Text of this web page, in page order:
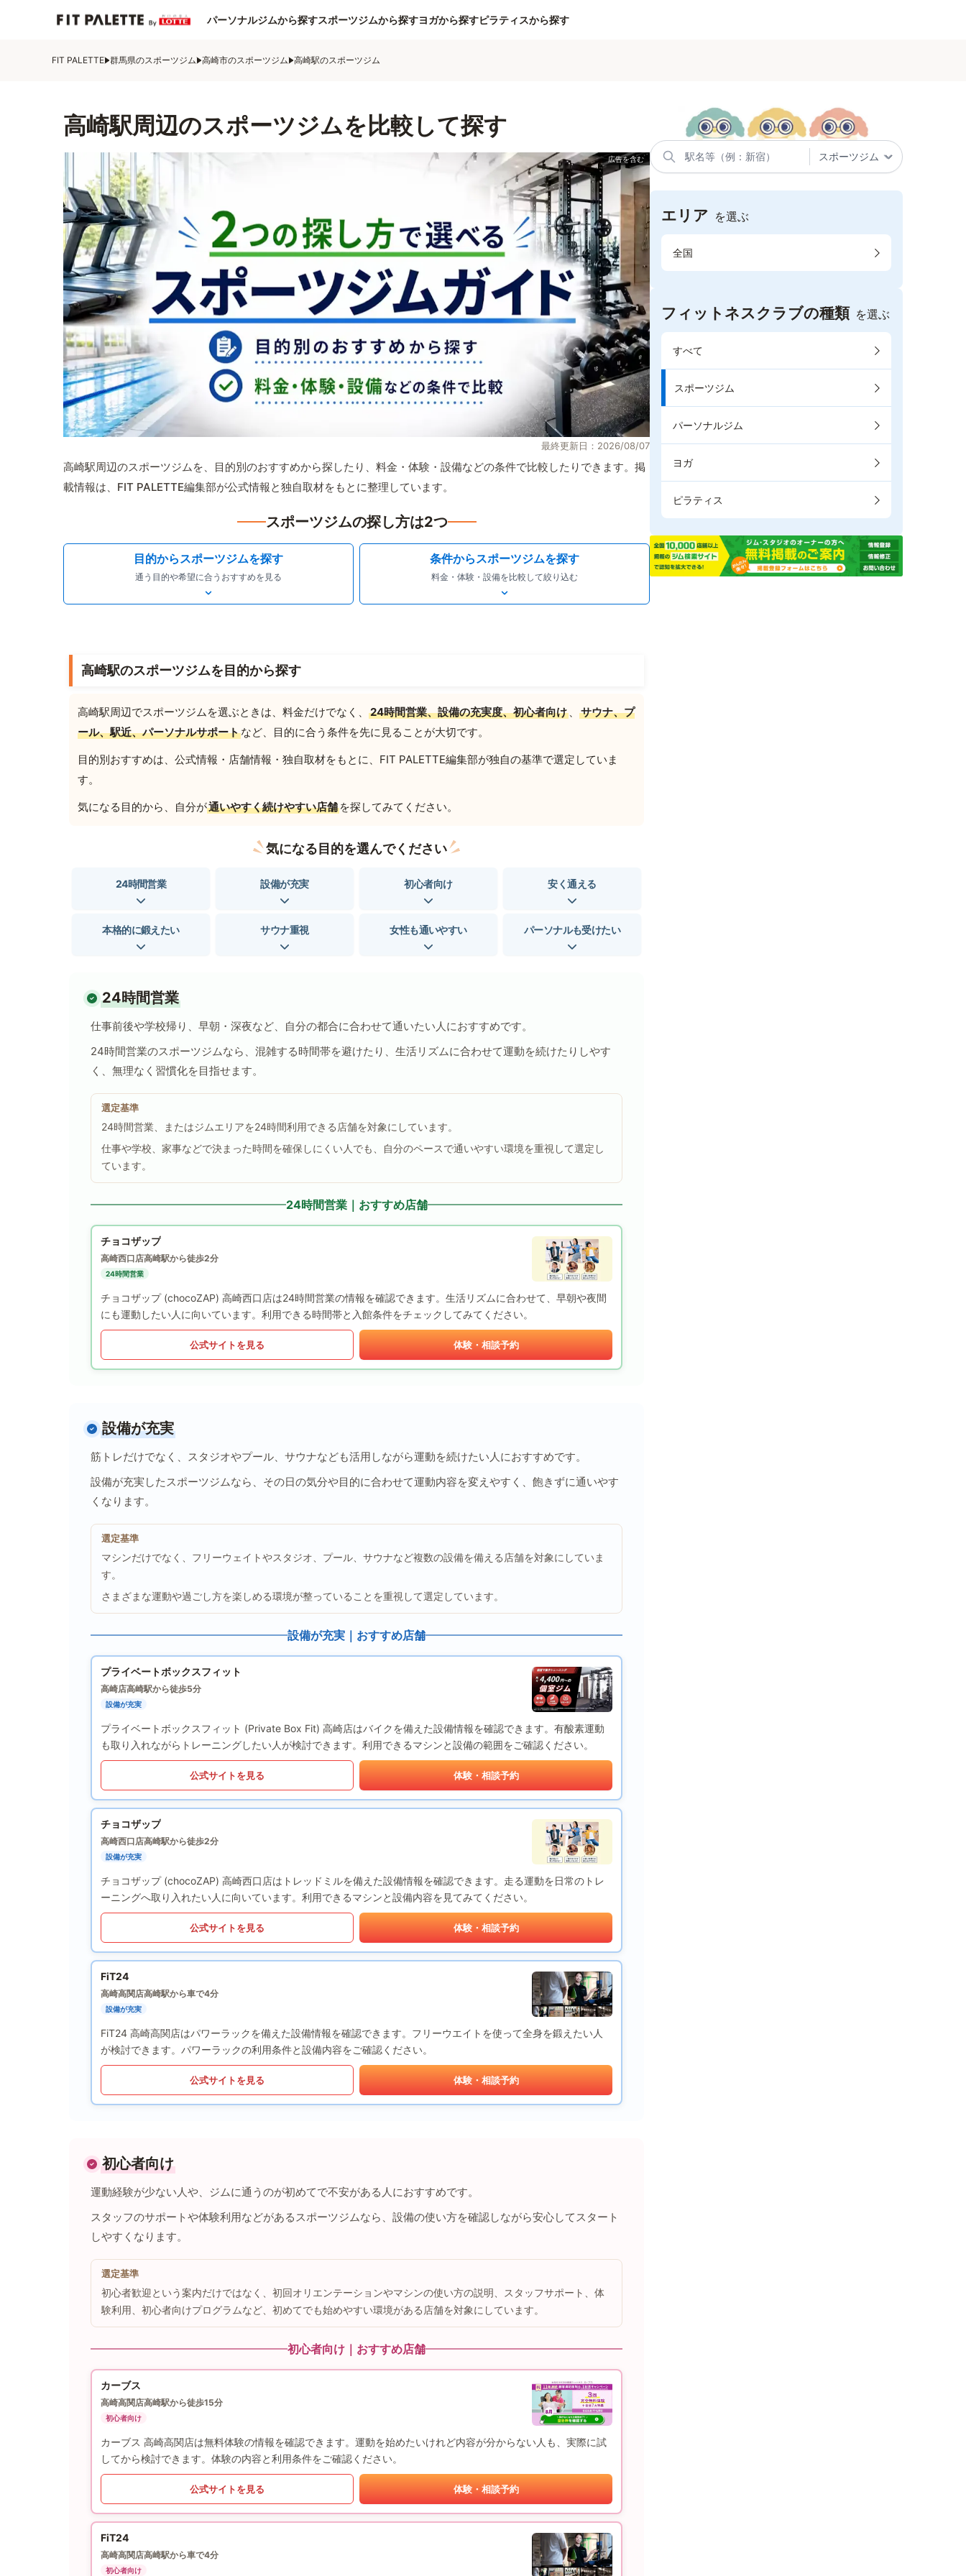
パーソナルジムから探すスポーツジムから探すヨガから探すピラティスから探す
FIT PALETTE 群馬県のスポーツジム 高崎市のスポーツジム 高崎駅のスポーツジム
高崎駅周辺のスポーツジムを比較して探す
最終更新日：2026/08/07
高崎駅周辺のスポーツジムを、目的別のおすすめから探したり、料金・体験・設備などの条件で比較したりできます。掲
載情報は、FIT PALETTE編集部が公式情報と独自取材をもとに整理しています。
スポーツジムの探し方は2つ
目的からスポーツジムを探す
通う目的や希望に合うおすすめを見る
条件からスポーツジムを探す
料金・体験・設備を比較して絞り込む
高崎駅のスポーツジムを目的から探す
高崎駅周辺でスポーツジムを選ぶときは、料金だけでなく、 24時間営業、設備の充実度、初心者向け 、
サウナ、プ
ール、駅近、パーソナルサポートなど、目的に合う条件を先に見ることが大切です。
目的別おすすめは、公式情報・店舗情報・独自取材をもとに、FIT PALETTE編集部が独自の基準で選定していま
す。
気になる目的から、自分が通いやすく続けやすい店舗 を探してみてください。
気になる目的を選んでください
24時間営業 設備が充実 初心者向け 安く通える
本格的に鍛えたい サウナ重視 女性も通いやすい パーソナルも受けたい
24時間営業
仕事前後や学校帰り、早朝・深夜など、自分の都合に合わせて通いたい人におすすめです。
24時間営業のスポーツジムなら、混雑する時間帯を避けたり、生活リズムに合わせて運動を続けたりしやす
く、無理なく習慣化を目指せます。
選定基準
24時間営業、またはジムエリアを24時間利用できる店舗を対象にしています。
仕事や学校、家事などで決まった時間を確保しにくい人でも、自分のペースで通いやすい環境を重視して選定し
ています。
24時間営業｜おすすめ店舗
チョコザップ
高崎西口店高崎駅から徒歩2分
24時間営業
チョコザップ (chocoZAP) 高崎西口店は24時間営業の情報を確認できます。生活リズムに合わせて、早朝や夜間
にも運動したい人に向いています。利用できる時間帯と入館条件をチェックしてみてください。
公式サイトを見る 体験・相談予約
設備が充実
筋トレだけでなく、スタジオやプール、サウナなども活用しながら運動を続けたい人におすすめです。
設備が充実したスポーツジムなら、その日の気分や目的に合わせて運動内容を変えやすく、飽きずに通いやす
くなります。
選定基準
マシンだけでなく、フリーウェイトやスタジオ、プール、サウナなど複数の設備を備える店舗を対象にしていま
す。
さまざまな運動や過ごし方を楽しめる環境が整っていることを重視して選定しています。
設備が充実｜おすすめ店舗
プライベートボックスフィット
高崎店高崎駅から徒歩5分
設備が充実
プライベートボックスフィット (Private Box Fit) 高崎店はバイクを備えた設備情報を確認できます。有酸素運動
も取り入れながらトレーニングしたい人が検討できます。利用できるマシンと設備の範囲をご確認ください。
公式サイトを見る 体験・相談予約
チョコザップ
高崎西口店高崎駅から徒歩2分
設備が充実
チョコザップ (chocoZAP) 高崎西口店はトレッドミルを備えた設備情報を確認できます。走る運動を日常のトレ
ーニングへ取り入れたい人に向いています。利用できるマシンと設備内容を見てみてください。
公式サイトを見る 体験・相談予約
FiT24
高崎高関店高崎駅から車で4分
設備が充実
FiT24 高崎高関店はパワーラックを備えた設備情報を確認できます。フリーウエイトを使って全身を鍛えたい人
が検討できます。パワーラックの利用条件と設備内容をご確認ください。
公式サイトを見る 体験・相談予約
初心者向け
運動経験が少ない人や、ジムに通うのが初めてで不安がある人におすすめです。
スタッフのサポートや体験利用などがあるスポーツジムなら、設備の使い方を確認しながら安心してスタート
しやすくなります。
選定基準
初心者歓迎という案内だけではなく、初回オリエンテーションやマシンの使い方の説明、スタッフサポート、体
験利用、初心者向けプログラムなど、初めてでも始めやすい環境がある店舗を対象にしています。
初心者向け｜おすすめ店舗
カーブス
高崎高関店高崎駅から徒歩15分
初心者向け
カーブス 高崎高関店は無料体験の情報を確認できます。運動を始めたいけれど内容が分からない人も、実際に試
してから検討できます。体験の内容と利用条件をご確認ください。
公式サイトを見る 体験・相談予約
FiT24
高崎高関店高崎駅から車で4分
初心者向け
エリア を選ぶ
全国
フィットネスクラブの種類 を選ぶ
すべて
スポーツジム
パーソナルジム
ヨガ
ピラティス